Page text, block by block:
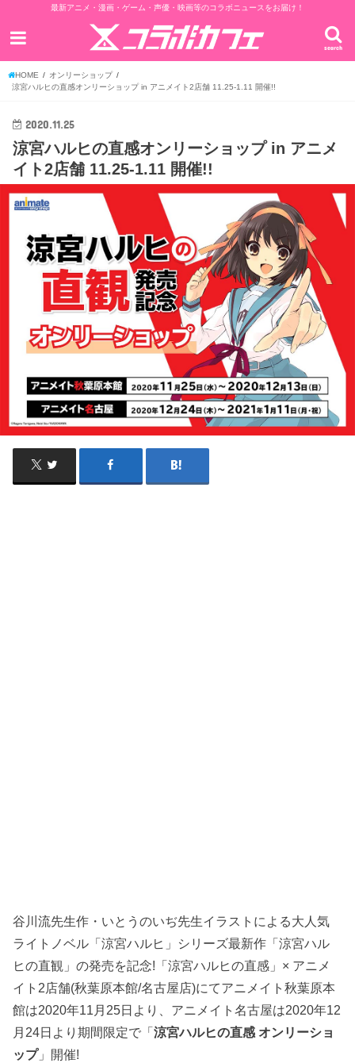
最新アニメ・漫画・ゲーム・声優・映画等のコラボニュースをお届け！
search
HOME
オンリーショップ
涼宮ハルヒの直感オンリーショップ in アニメイト2店舗 11.25-1.11 開催!!
2020.11.25
涼宮ハルヒの直感オンリーショップ in アニメ
イト2店舗 11.25-1.11 開催!!
谷川流先生作・いとうのいぢ先生イラストによる大人気
ライトノベル「涼宮ハルヒ」シリーズ最新作「涼宮ハル
ヒの直観」の発売を記念!「涼宮ハルヒの直感」× アニメ
イト2店舗(秋葉原本館/名古屋店)にてアニメイト秋葉原本
館は2020年11月25日より、アニメイト名古屋は2020年12
月24日より期間限定で「涼宮ハルヒの直感 オンリーショ
ップ」開催!